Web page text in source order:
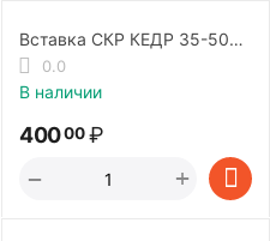
Вставка СКР КЕДР 35-50
300А
0.0
В наличии
40000 ₽
+
−